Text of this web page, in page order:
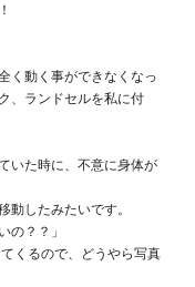
く動く事ができなくなっ
、ランドセルを私に付
いた時に、不意に身体が
動したみたいです。
の？？」
くるので、どうやら写真